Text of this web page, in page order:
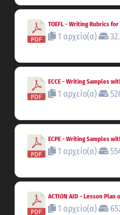
TOEFL - Writing Rubrics
1 αρχείο(α)
ECCE - Writing Samples
1 αρχείο(α)
ECPE - Writing Samples
1 αρχείο(α)
ACTION AID - Lesson
1 αρχείο(α)